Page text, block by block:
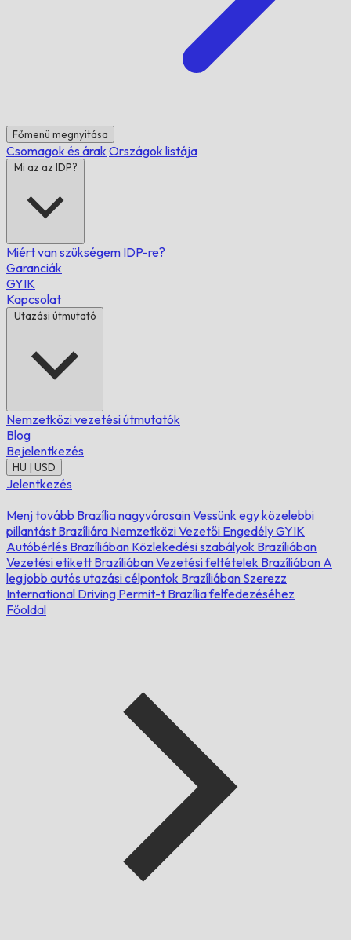
Főmenü megnyitása
Csomagok és árak Országok listája
Mi az az IDP?
Miért van szükségem IDP-re?
Garanciák
GYIK
Kapcsolat
Utazási útmutató
Nemzetközi vezetési útmutatók
Blog
Bejelentkezés
HU | USD
Jelentkezés
Menj tovább Brazília nagyvárosainVessünk egy közelebbi
pillantást Brazíliára Nemzetközi Vezetői Engedély GYIK
Autóbérlés Brazíliában Közlekedési szabályok Brazíliában
Vezetési etikett BrazíliábanVezetési feltételek Brazíliában A
legjobb autós utazási célpontok Brazíliában Szerezz
International Driving Permit-t Brazília felfedezéséhez
Főoldal